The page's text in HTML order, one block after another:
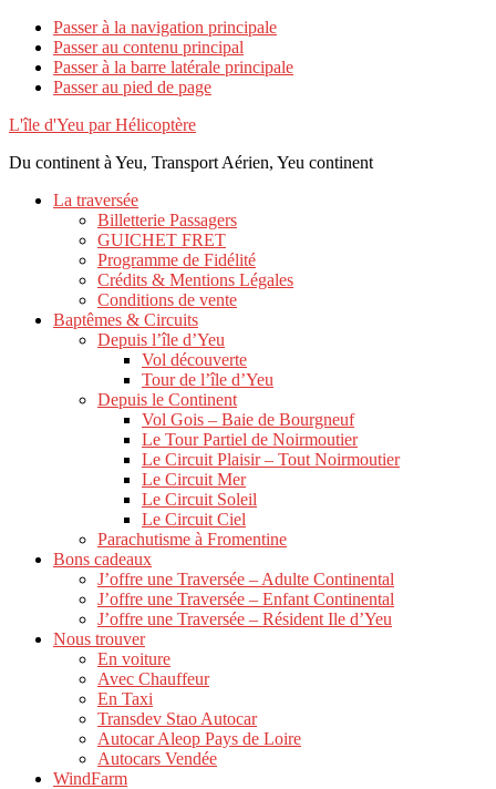
Passer à la navigation principale
Passer au contenu principal
Passer à la barre latérale principale
Passer au pied de page
L'île d'Yeu par Hélicoptère
Du continent à Yeu, Transport Aérien, Yeu continent
La traversée
Billetterie Passagers
GUICHET FRET
Programme de Fidélité
Crédits & Mentions Légales
Conditions de vente
Baptêmes & Circuits
Depuis l’île d’Yeu
Vol découverte
Tour de l’île d’Yeu
Depuis le Continent
Vol Gois – Baie de Bourgneuf
Le Tour Partiel de Noirmoutier
Le Circuit Plaisir – Tout Noirmoutier
Le Circuit Mer
Le Circuit Soleil
Le Circuit Ciel
Parachutisme à Fromentine
Bons cadeaux
J’offre une Traversée – Adulte Continental
J’offre une Traversée – Enfant Continental
J’offre une Traversée – Résident Ile d’Yeu
Nous trouver
En voiture
Avec Chauffeur
En Taxi
Transdev Stao Autocar
Autocar Aleop Pays de Loire
Autocars Vendée
WindFarm